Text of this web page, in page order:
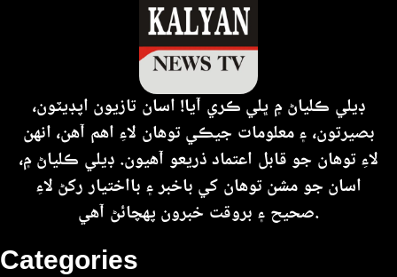
Categories
ڊيلي ڪلياڻ ۾ ڀلي ڪري آيا! اسان تازيون اپڊيٽون،
بصيرتون، ۽ معلومات جيڪي توهان لاءِ اهم آهن، انهن
لاءِ توهان جو قابل اعتماد ذريعو آهيون. ڊيلي ڪلياڻ ۾،
اسان جو مشن توهان کي باخبر ۽ بااختيار رکڻ لاءِ
صحيح ۽ بروقت خبرون پهچائڻ آهي.